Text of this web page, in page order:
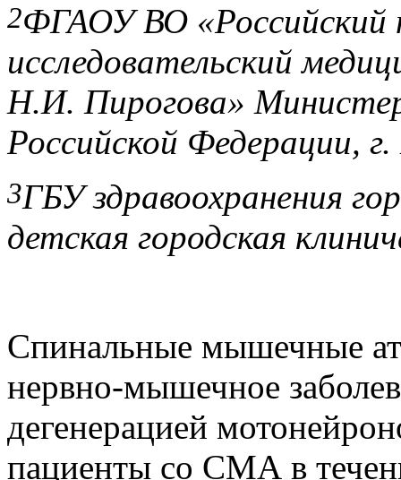
2ФГАОУ ВО «Российский
исследовательский
Н.И. Пирогова»
Российской Федерации,
3ГБУ здравоохранения
детская городская
Спинальные мышечные
нервно-мышечное
дегенерацией
пациенты со СМА в